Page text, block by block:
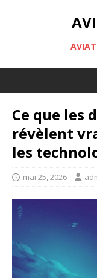
Ce que les
révèlent
les
mai 25, 2026